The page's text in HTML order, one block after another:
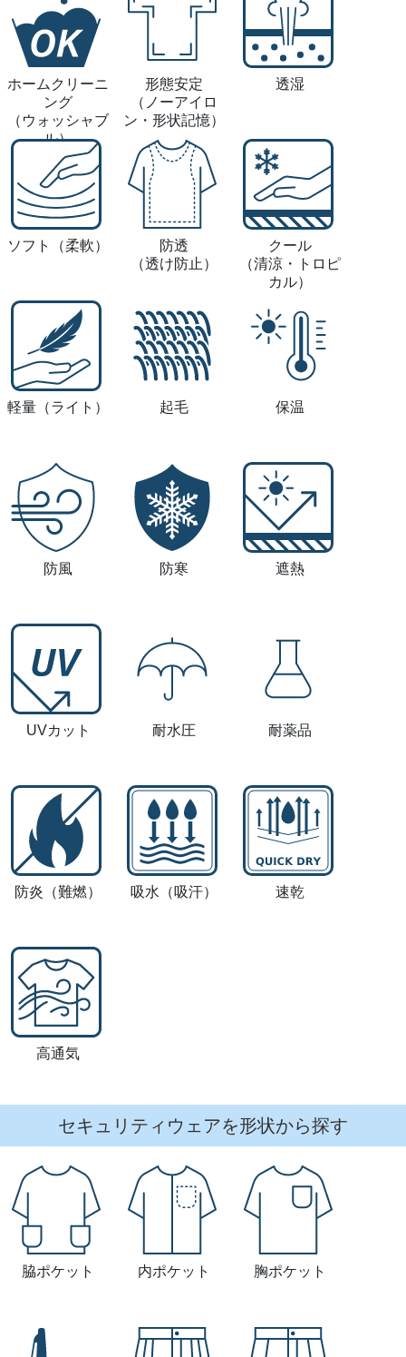
ホームクリーニ
ング
（ウォッシャブ
ル）
形態安定
（ノーアイロ
ン・形状記憶）
透湿
ソフト （柔軟）
防透
（透け防止）
クール
（清涼・トロピ
カル）
軽量 （ライト） 起毛 保温
防風 防寒 遮熱
UVカット 耐水圧 耐薬品
防炎 （難燃） 吸水 （吸汗） 速乾
高通気
セキュリティウェアを形状から探す
脇ポケット 内ポケット 胸ポケット